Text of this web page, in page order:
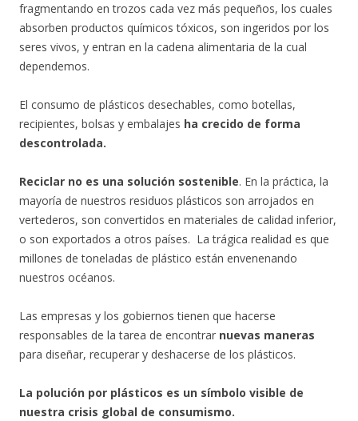
fragmentando en trozos cada vez más pequeños, los cuales
absorben productos químicos tóxicos, son ingeridos por los
seres vivos, y entran en la cadena alimentaria de la cual
dependemos.
El consumo de plásticos desechables, como botellas,
recipientes, bolsas y embalajes ha crecido de forma
descontrolada.
Reciclar no es una solución sostenible. En la práctica, la
mayoría de nuestros residuos plásticos son arrojados en
vertederos, son convertidos en materiales de calidad inferior,
o son exportados a otros países. La trágica realidad es que
millones de toneladas de plástico están envenenando
nuestros océanos.
Las empresas y los gobiernos tienen que hacerse
responsables de la tarea de encontrar nuevas maneras
para diseñar, recuperar y deshacerse de los plásticos.
La polución por plásticos es un símbolo visible de
nuestra crisis global de consumismo.